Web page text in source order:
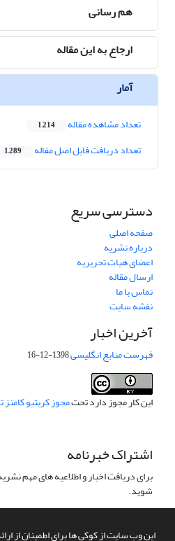
این وب سایت از کوکی ها برای اطمینان از
هم رسانی
ارجاع به این مقاله
آمار
تعداد مشاهده مقاله 1,214
تعداد دریافت فایل اصل مقاله 1,289
دسترسی سریع
صفحه اصلی
درباره نشریه
اعضای هیات تحریریه
ارسال مقاله
تماس با ما
نقشه سایت
آخرین اخبار
فهرست منابع انگلیسی1398-12-16
این کار مجوز دارد تحتمجوز کریتیو کامنز تخصیص
اشتراک خبرنامه
برای دریافت اخبار و اطلاعیه های مهم
شوید.